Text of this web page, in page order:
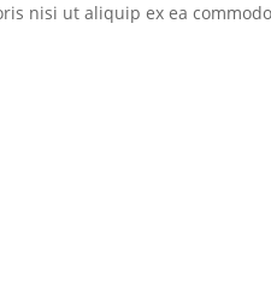
nisi ut aliquip ex ea